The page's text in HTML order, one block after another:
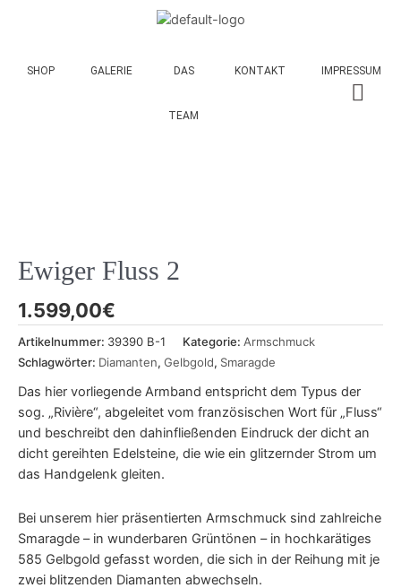
SHOP GALERIE DAS
TEAM
KONTAKT IMPRESSUM
Ewiger Fluss 2
1.599,00€
Artikelnummer: 39390 B-1 Kategorie: Armschmuck
Schlagwörter: Diamanten, Gelbgold, Smaragde
Das hier vorliegende Armband entspricht dem Typus der
sog. „Rivière“, abgeleitet vom französischen Wort für „Fluss“
und beschreibt den dahinfließenden Eindruck der dicht an
dicht gereihten Edelsteine, die wie ein glitzernder Strom um
das Handgelenk gleiten.
Bei unserem hier präsentierten Armschmuck sind zahlreiche
Smaragde – in wunderbaren Grüntönen – in hochkarätiges
585 Gelbgold gefasst worden, die sich in der Reihung mit je
zwei blitzenden Diamanten abwechseln.